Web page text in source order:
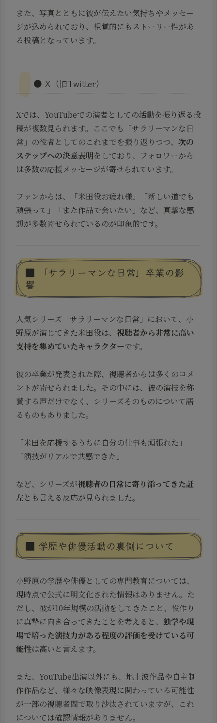
また、写真とともに彼が伝えたい気持ちやメッセー
ジが込められており、視覚的にもストーリー性があ
る投稿となっています。
● X（旧Twitter）
Xでは、YouTubeでの演者としての活動を振り返る投
稿が複数見られます。ここでも「サラリーマンな日
常」の役者としてのこれまでを振り返りつつ、 次の
ステップへの決意表明をしており、フォロワーから
は多数の応援メッセージが寄せられています。
ファンからは、「米田役お疲れ様」「新しい道でも
頑張って」「また作品で会いたい」など、真摯な感
想が多数寄せられているのが印象的です。
■ 「サラリーマンな日常」卒業の影
響
人気シリーズ「サラリーマンな日常」において、小
野原が演じてきた米田役は、 視聴者から非常に高い
支持を集めていたキャラクターです。
彼の卒業が発表された際、視聴者からは多くのコメ
ントが寄せられました。その中には、彼の演技を称
賛する声だけでなく、シリーズそのものについて語
るものもありました。
「米田を応援するうちに自分の仕事も頑張れた」
「演技がリアルで共感できた」
など、シリーズが視聴者の日常に寄り添ってきた証
左とも言える反応が見られました。
■ 学歴や俳優活動の裏側について
小野原の学歴や俳優としての専門教育については、
現時点で公式に明文化された情報はありません。た
だし、彼が10年規模の活動をしてきたこと、役作り
に真摯に向き合ってきたことを考えると、 独学や現
場で培った演技力がある程度の評価を受けている可
能性は高いと言えます。
また、YouTube出演以外にも、地上波作品や自主制
作作品など、様々な映像表現に関わっている可能性
が一部の視聴者間で取り沙汰されていますが、これ
については確認情報がありません。